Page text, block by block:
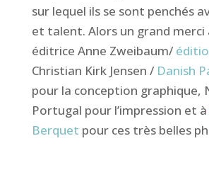
sur lequel ils se sont penchés
et talent. Alors un grand merci
éditrice Anne Zweibaum/
Christian Kirk Jensen / Danish
pour la conception graphique,
Portugal pour l’impression et à
Berquet pour ces très belles